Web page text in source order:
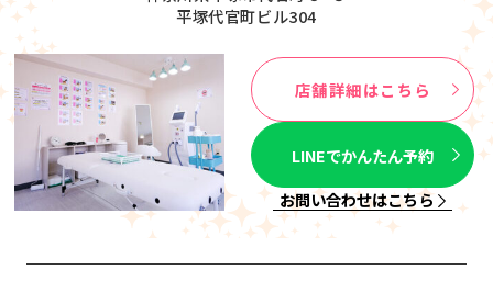
平塚代官町ビル304
店舗詳細はこちら
LINEでかんたん予約
お問い合わせはこちら